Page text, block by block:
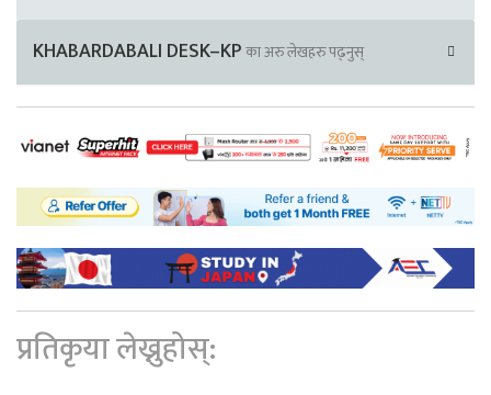
KHABARDABALI DESK–KPका अरु लेखहरु पढ्नुस्
प्रतिकृया लेख्नुहोस्: